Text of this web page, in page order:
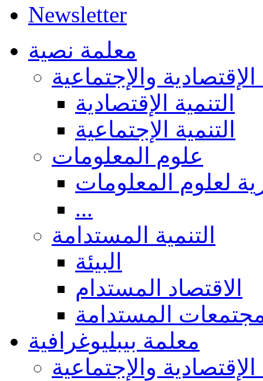
Newsletter
معلمة نصية
الإقتصادية والإجتماعية
التنمية الإقتصادية
التنمية الإجتماعية
علوم المعلومات
لعلوم المعلومات
...
التنمية المستدامة
البيئة
الاقتصاد المستدام
المستدامة
معلمة بيبليوغرافية
الإقتصادية والإجتماعية